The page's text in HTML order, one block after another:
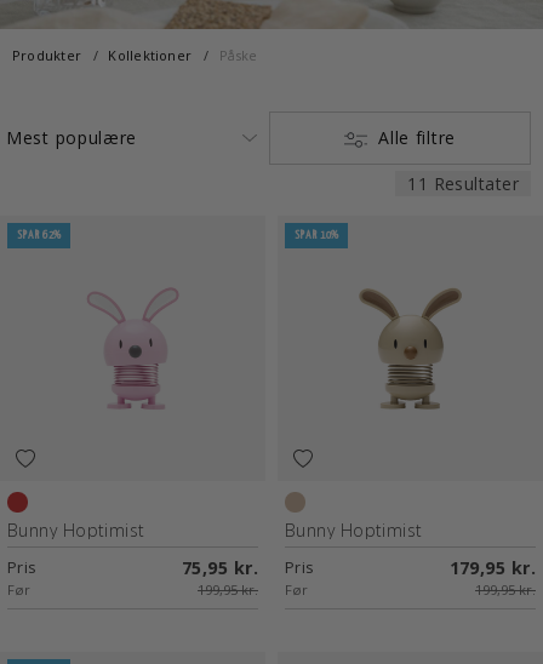
Produkter Kollektioner Påske
Alle filtre
11 Resultater
SPAR 62%
Light red
Bunny Hoptimist
Pris 75,95 kr.
Før 199,95 kr.
SPAR 10%
Latte
Bunny Hoptimist
Pris 179,95 kr.
Før 199,95 kr.